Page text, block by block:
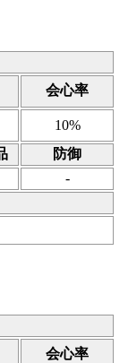
会心率
10%
防御
-
会心率